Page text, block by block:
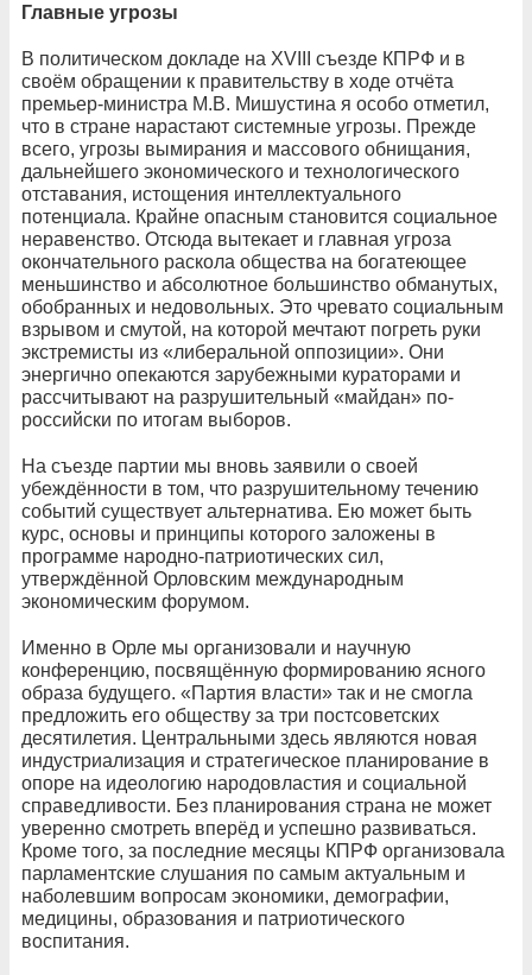
Главные угрозы
В политическом докладе на XVIII съезде КПРФ и в
своём обращении к правительству в ходе отчёта
премьер-министра М.В. Мишустина я особо отметил,
что в стране нарастают системные угрозы. Прежде
всего, угрозы вымирания и массового обнищания,
дальнейшего экономического и технологического
отставания, истощения интеллектуального
потенциала. Крайне опасным становится социальное
неравенство. Отсюда вытекает и главная угроза
окончательного раскола общества на богатеющее
меньшинство и абсолютное большинство обманутых,
обобранных и недовольных. Это чревато социальным
взрывом и смутой, на которой мечтают погреть руки
экстремисты из «либеральной оппозиции». Они
энергично опекаются зарубежными кураторами и
рассчитывают на разрушительный «майдан» по-
российски по итогам выборов.
На съезде партии мы вновь заявили о своей
убеждённости в том, что разрушительному течению
событий существует альтернатива. Ею может быть
курс, основы и принципы которого заложены в
программе народно-патриотических сил,
утверждённой Орловским международным
экономическим форумом.
Именно в Орле мы организовали и научную
конференцию, посвящённую формированию ясного
образа будущего. «Партия власти» так и не смогла
предложить его обществу за три постсоветских
десятилетия. Центральными здесь являются новая
индустриализация и стратегическое планирование в
опоре на идеологию народовластия и социальной
справедливости. Без планирования страна не может
уверенно смотреть вперёд и успешно развиваться.
Кроме того, за последние месяцы КПРФ организовала
парламентские слушания по самым актуальным и
наболевшим вопросам экономики, демографии,
медицины, образования и патриотического
воспитания.